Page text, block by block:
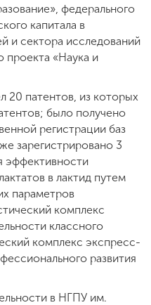
федерального
капитала в
и сектора исследований
проекта «Наука и
20 патентов, из которых
было получено
регистрации баз
зарегистрировано 3
эффективности
в лактид путем
параметров
комплекс
классного
комплекс экспресс-
развития
в НГПУ им.